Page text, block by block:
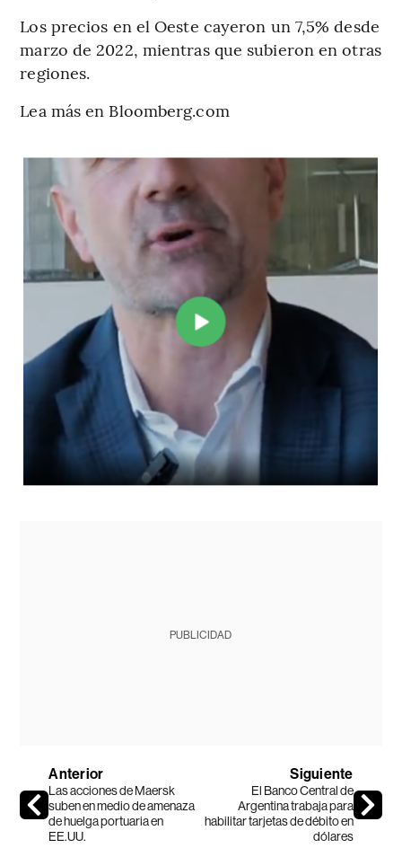
Los precios en el Oeste cayeron un 7,5% desde
marzo de 2022, mientras que subieron en otras
regiones.
Lea más en Bloomberg.com
PUBLICIDAD
Anterior
Las acciones de Maersk
suben en medio de amenaza
de huelga portuaria en
EE.UU.
Siguiente
El Banco Central de
Argentina trabaja para
habilitar tarjetas de débito en
dólares